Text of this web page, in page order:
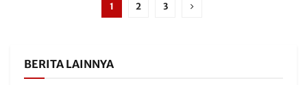
1 2 3
BERITA LAINNYA